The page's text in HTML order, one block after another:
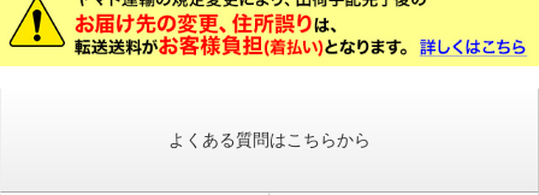
よくある質問はこちらから